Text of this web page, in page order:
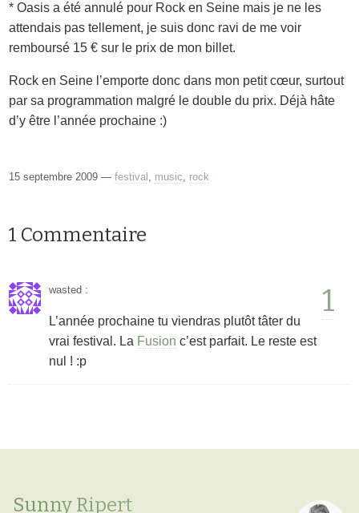
* Oasis a été annulé pour Rock en Seine mais je ne les
attendais pas tellement, je suis donc ravi de me voir
remboursé 15 € sur le prix de mon billet.
Rock en Seine l’emporte donc dans mon petit cœur, surtout
par sa programmation malgré le double du prix. Déjà hâte
d’y être l’année prochaine :)
15 septembre 2009 —festival , music, rock
1 Commentaire
1
wasted :
L’année prochaine tu viendras plutôt tâter du
vrai festival. La Fusion c’est parfait. Le reste est
nul ! :p
Sunny Ripert